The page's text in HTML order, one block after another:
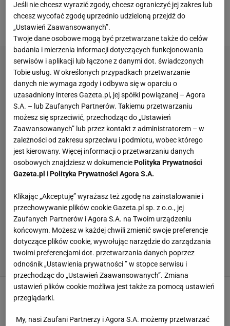
Wieniec adwentowy. Jak zrobić wieniec z
szyszek
DEKORACJE WNĘTRZ
Masa solna. Przepis, pomysły na figurki i inne
Jeśli nie chcesz wyrazić zgody, chcesz ograniczyć jej zakres lub
chcesz wycofać zgodę uprzednio udzieloną przejdź do
„Ustawień Zaawansowanych”.
Twoje dane osobowe mogą być przetwarzane także do celów
badania i mierzenia informacji dotyczących funkcjonowania
serwisów i aplikacji lub łączone z danymi dot. świadczonych
Tobie usług. W określonych przypadkach przetwarzanie
danych nie wymaga zgody i odbywa się w oparciu o
uzasadniony interes Gazeta.pl, jej spółki powiązanej – Agora
S.A. – lub Zaufanych Partnerów. Takiemu przetwarzaniu
możesz się sprzeciwić, przechodząc do „Ustawień
Zaawansowanych” lub przez kontakt z administratorem – w
zależności od zakresu sprzeciwu i podmiotu, wobec którego
jest kierowany. Więcej informacji o przetwarzaniu danych
osobowych znajdziesz w dokumenciePolityka Prywatności
Gazeta.pl iPolityka Prywatności Agora S.A.
Klikając „Akceptuję” wyrażasz też zgodę na zainstalowanie i
przechowywanie plików cookie Gazeta.pl sp. z o.o., jej
Zaufanych Partnerów i Agora S.A. na Twoim urządzeniu
końcowym. Możesz w każdej chwili zmienić swoje preferencje
dotyczące plików cookie, wywołując narzędzie do zarządzania
twoimi preferencjami dot. przetwarzania danych poprzez
odnośnik „Ustawienia prywatności ” w stopce serwisu i
przechodząc do „Ustawień Zaawansowanych”. Zmiana
ustawień plików cookie możliwa jest także za pomocą ustawień
przeglądarki.
My, nasi Zaufani Partnerzy i Agora S.A. możemy przetwarzać